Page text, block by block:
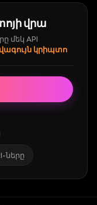
վրա
մեկ API
կրիպտո
ները